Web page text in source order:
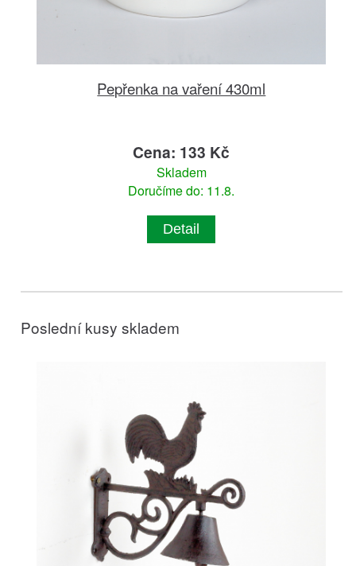
Pepřenka na vaření 430ml
Cena: 133 Kč
Skladem
Doručíme do: 11.8.
Detail
Poslední kusy skladem